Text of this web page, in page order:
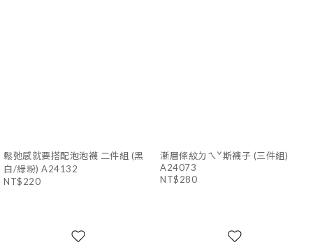
鬆弛感就要搭配泡泡襪 二件組 (黑
白/綠粉) A24132
NT$220
漸層條紋ㄉㄟˇ斯襪子 (三件組)
A24073
NT$280